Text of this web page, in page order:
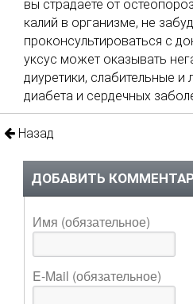
вы страдаете от
калий в организме, не
проконсультироваться с
уксус может оказывать
диуретики, слабительные и
диабета и сердечных
Назад
ДОБАВИТЬ
Имя (обязательное)
E-Mail (обязательное)